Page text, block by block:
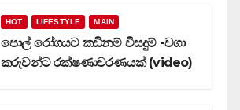
HOT LIFESTYLE MAIN
පොල් රෝගයට කඩිනම් විසදුම් -වගා
කරුවන්ට රක්ෂණාවරණයක් (video)